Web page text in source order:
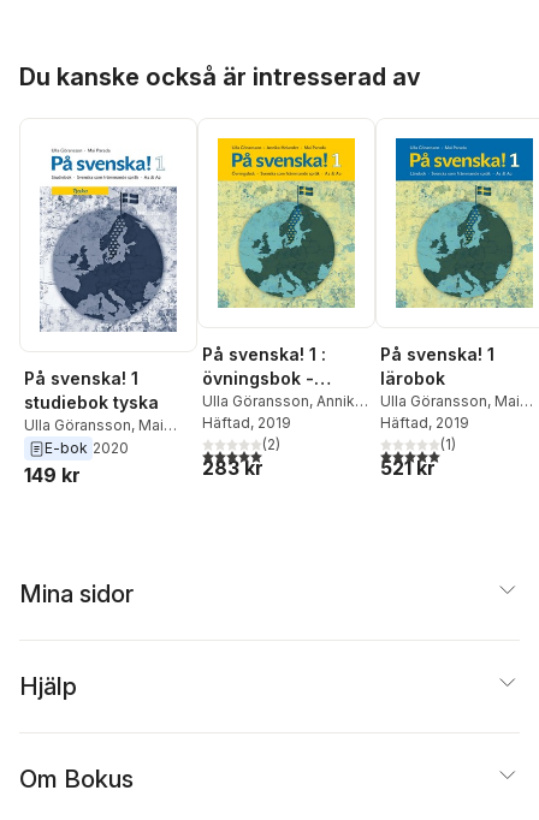
Du kanske också är intresserad av
På svenska! 1
studiebok tyska
Ulla Göransson, Mai
Parada
E-bok 2020
149 kr
På svenska! 1 :
övningsbok -
svenska som
främmande språk
A1 & A2
Ulla Göransson, Annika
Helander,Mai Parada
Häftad, 2019
5,0utav 5 stjärnor. Totalt antal röster:
(2)
283 kr
På svenska! 1
lärobok
Ulla Göransson, Mai
Parada
Häftad, 2019
5,0utav 5 stjärnor.
(1)
521 kr
Mina sidor
Hjälp
Om Bokus